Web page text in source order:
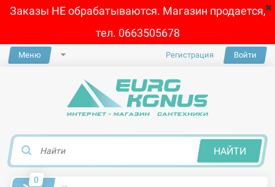
Заказы НЕ обрабатываются. Магазин продается,
тел. 0663505678
Меню Регистрация Войти
НАЙТИ
0